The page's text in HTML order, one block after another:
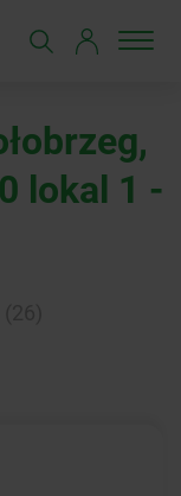
lokal 1 -